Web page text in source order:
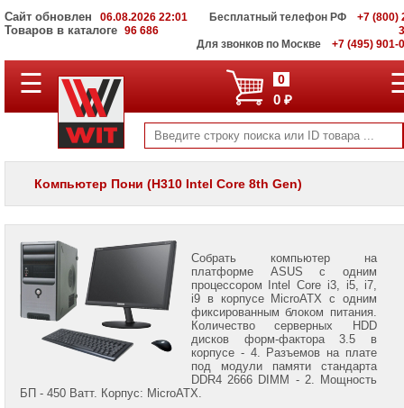
Сайт обновлен 06.08.2026 22:01
Товаров в каталоге 96 686
Бесплатный телефон РФ
+7 (800)
Для звонков по Москве
+7 (495) 901-
Компьютеры
для
Компьютеры
NUC
Графические
станции
WIT
V
Информационные
материалы
Комен
☰ 0
0 ₽
Компьютер Пони (H310 Intel Core 8th Gen)
Собрать компьютер на
платформе ASUS с одним
процессором Intel Core i3, i5, i7,
i9 в корпусе MicroATX с одним
фиксированным блоком питания.
Количество серверных HDD
дисков форм-фактора 3.5 в
корпусе - 4. Разъемов на плате
под модули памяти стандарта
DDR4 2666 DIMM - 2. Мощность
БП - 450 Ватт. Корпус: MicroATX.